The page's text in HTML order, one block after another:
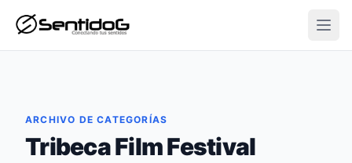
ARCHIVO DE CATEGORÍAS
Tribeca Film Festival